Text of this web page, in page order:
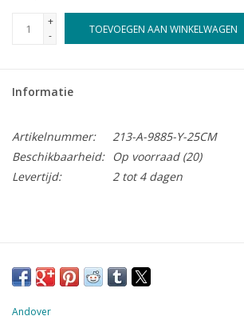
+
-
TOEVOEGEN AAN WINKELWAGEN
Informatie
Artikelnummer:
213-A-9885-Y-25CM
Beschikbaarheid:
Op voorraad(20)
Levertijd:
2 tot 4 dagen
Andover